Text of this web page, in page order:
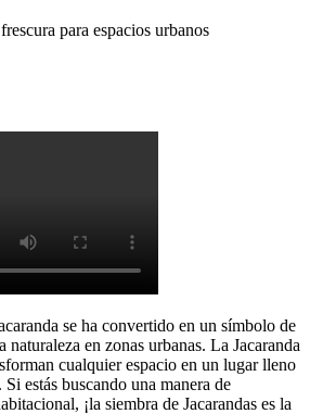
se ha convertido en un símbolo de
en zonas urbanas. La Jacaranda
cualquier espacio en un lugar lleno
estás buscando una manera de
¡la siembra de Jacarandas es la